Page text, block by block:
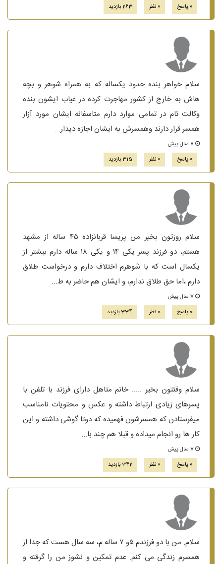
0 پاسخ 0 نظر 263 بازدید
سلام خواهر بنده حدود یکساله که به همراه شوهر و بچه
هاش به خارج از کشور مهاجرت کرده در غیاب ایشون بنده
وکالت تام در تمامی موارد دارم متاسفانه ایشان مورد آزار
همسر قرار دارند وهمسرش به ایشان اجازه دیدار...
0 پاسخ
0 نظر 315 بازدید
سلام روزتون بخیر من پریسا قربانزاده ۴۵ ساله از مشهد
هستم، دو فرزند پسر یکی ۱۴ و یکی ۱۸ ساله دارم بیشتر از
یکسال است که با شوهرم اختلاف دارم و درخواست طلاق
دارم ،اما حق طلاق ندارم، و ایشان هم حاضر به ط...
0 پاسخ
0 نظر 334 بازدید
سلام وقتتون بخیر ..... خانم متاهل دارای فرزند با تلفن با
پسرهای زیادی ارتباط داشته و عکس و محتویات نامناسب
میفرستادن که همسرشون فهمیده که دوتا گوشی داشته و این
کار ها رو انجام میداده و قبلا هم چند با...
0 پاسخ
0 نظر 342 بازدید
سلام. من با دو فرزندم ۵و ۷ ساله م، سه سال هست که جدا از
همسرم زندگی می کنم. عدم تمکین و نشوز من را گرفته و